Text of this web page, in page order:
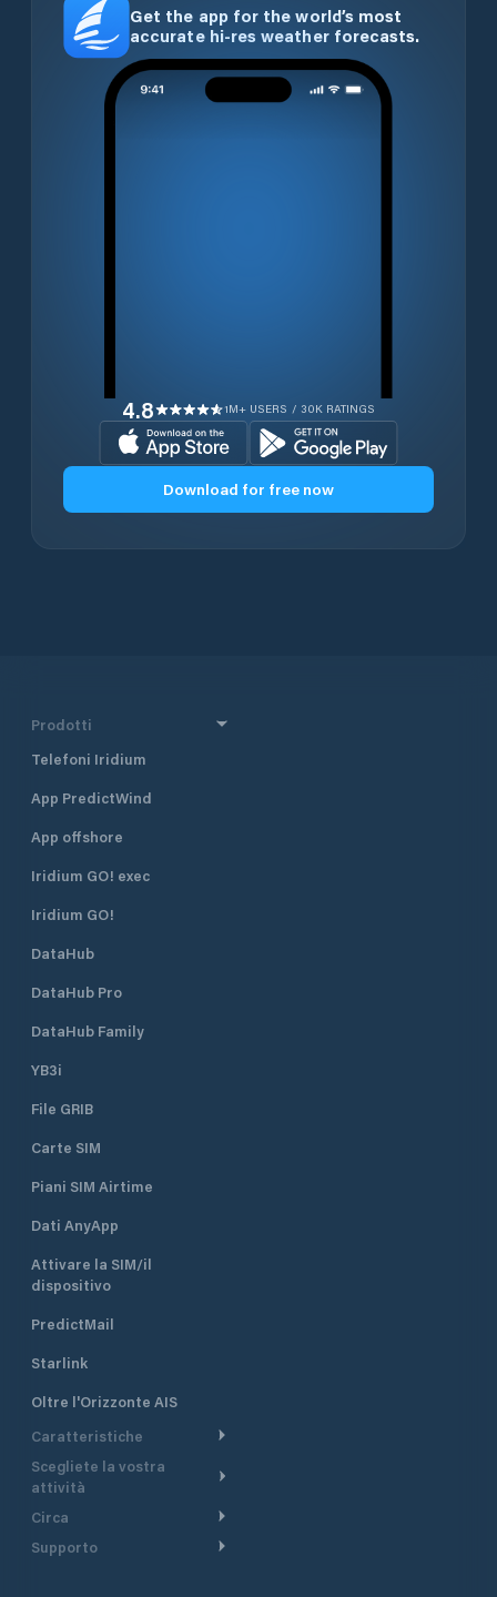
Get the app for the world’s most
accurate hi-res weather forecasts.
4.8 1M+ USERS / 30K RATINGS
Download for free now
Prodotti
Telefoni Iridium
App PredictWind
App offshore
Iridium GO! exec
Iridium GO!
DataHub
DataHub Pro
DataHub Family
YB3i
File GRIB
Carte SIM
Piani SIM Airtime
Dati AnyApp
Attivare la SIM/il
dispositivo
PredictMail
Starlink
Oltre l'Orizzonte AIS
Caratteristiche
Itinerario meteorologico
Itinerario per motoscafi
Pianifica partenza
Scegliete la vostra
attività
Crociera
Navigazione a motore
Circa
Panoramica
Supporto